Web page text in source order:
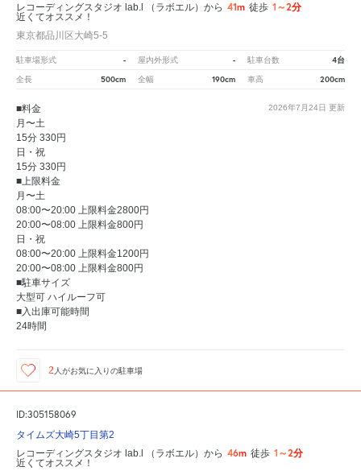
レコーディングスタジオ lab.l （ラボエル）から 41m 徒歩 1～2分
近くてオススメ！
東京都品川区大崎5-5
駐車場形式 - 屋内外形式 - 駐車台数 4台
全長 500cm 全幅 190cm 車高 200cm
2026年7月24日 更新
■料金
月〜土
15分 330円
日・祝
15分 330円
■上限料金
月〜土
08:00〜20:00 上限料金2800円
20:00〜08:00 上限料金800円
日・祝
08:00〜20:00 上限料金1200円
20:00〜08:00 上限料金800円
■駐車サイズ
大型可 ハイルーフ可
■入出庫可能時間
24時間
2 人がお気に入りの駐車場
ID:305158069
タイムズ大崎5丁目第2
レコーディングスタジオ lab.l （ラボエル）から 46m 徒歩 1～2分
近くてオススメ！